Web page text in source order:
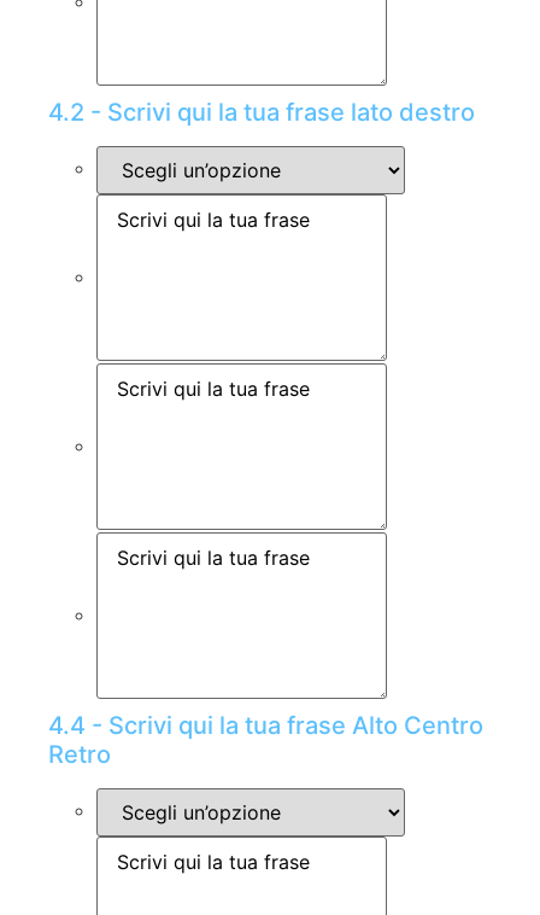
4.2 - Scrivi qui la tua frase lato destro
4.4 - Scrivi qui la tua frase Alto Centro
Retro